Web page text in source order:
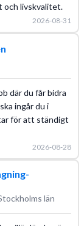
och livskvalitet.
2026-08-31
där du får bidra
ingår du i
för att ständigt
2026-08-28
län